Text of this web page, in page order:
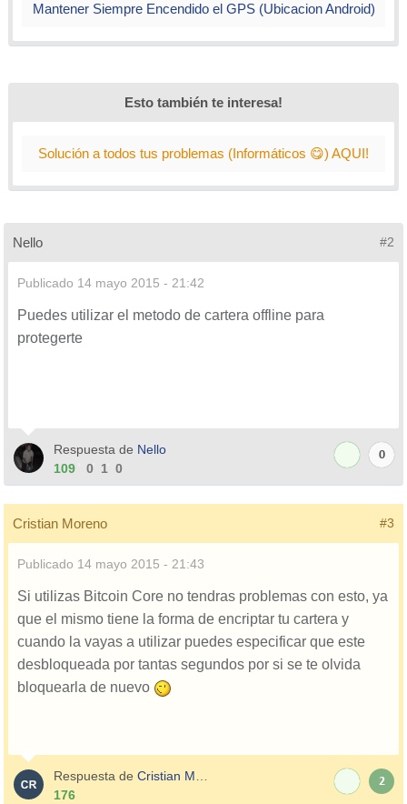
Mantener Siempre Encendido el GPS (Ubicacion Android)
Esto también te interesa!
Solución a todos tus problemas (Informáticos 😋) AQUI!
Nello #2
Publicado 14 mayo 2015 - 21:42
Puedes utilizar el metodo de cartera offline para
protegerte
Respuesta de Nello
109
0 1 0
0
Cristian Moreno #3
Publicado 14 mayo 2015 - 21:43
Si utilizas Bitcoin Core no tendras problemas con esto, ya
que el mismo tiene la forma de encriptar tu cartera y
cuando la vayas a utilizar puedes especificar que este
desbloqueada por tantas segundos por si se te olvida
bloquearla de nuevo
Respuesta de Cristian Moreno
176
2